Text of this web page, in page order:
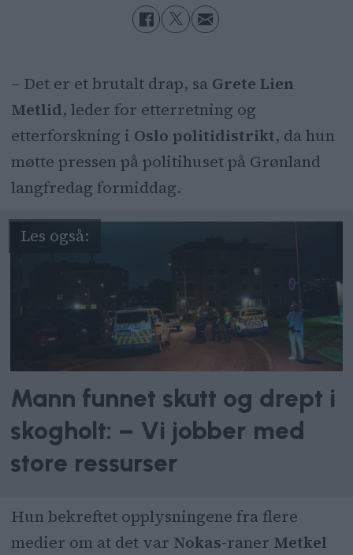
– Det er et brutalt drap, sa Grete Lien
Metlid, leder for etterretning og
etterforskning i Oslo politidistrikt, da hun
møtte pressen på politihuset på Grønland
langfredag formiddag.
Mann funnet skutt og drept i
skogholt: – Vi jobber med
store ressurser
Hun bekreftet opplysningene fra flere
medier om at det var Nokas-raner Metkel